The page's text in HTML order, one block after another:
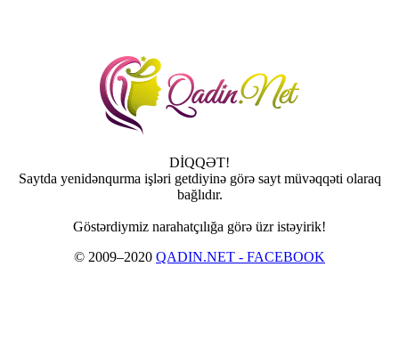
DİQQƏT!
Saytda yenidənqurma işləri getdiyinə görə sayt müvəqqəti olaraq
bağlıdır.
Göstərdiymiz narahatçılığa görə üzr istəyirik!
© 2009–2020 QADIN.NET - FACEBOOK